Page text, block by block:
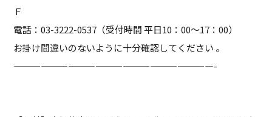
Ｆ
電話：03-3222-0537（受付時間 平日10：00～17：00）
お掛け間違いのないように十分確認してください 。
——————————————————————-